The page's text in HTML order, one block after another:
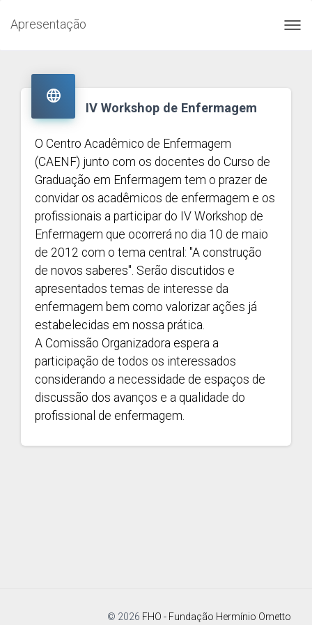
Apresentação

IV Workshop de Enfermagem
O Centro Acadêmico de Enfermagem
(CAENF) junto com os docentes do Curso de
Graduação em Enfermagem tem o prazer de
convidar os acadêmicos de enfermagem e os
profissionais a participar do IV Workshop de
Enfermagem que ocorrerá no dia 10 de maio
de 2012 com o tema central: "A construção
de novos saberes". Serão discutidos e
apresentados temas de interesse da
enfermagem bem como valorizar ações já
estabelecidas em nossa prática.
A Comissão Organizadora espera a
participação de todos os interessados
considerando a necessidade de espaços de
discussão dos avanços e a qualidade do
profissional de enfermagem.
© 2026 FHO - Fundação Hermínio Ometto